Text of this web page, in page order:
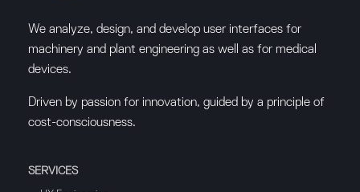
We analyze, design, and develop user interfaces for
machinery and plant engineering as well as for medical
devices.
Driven by passion for innovation, guided by a principle of
cost-consciousness.
SERVICES